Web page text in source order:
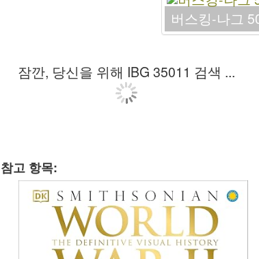
버스킹-나그
잠깐, 당신을 위해 IBG 35011 검색 ...
참고 항목: